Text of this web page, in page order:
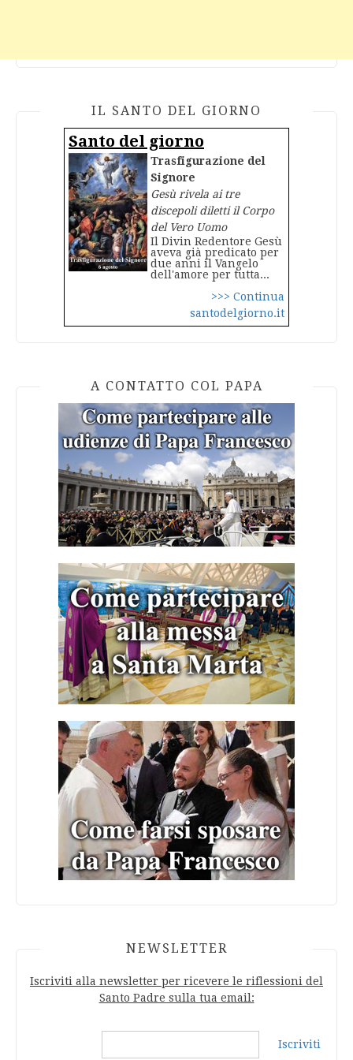
IL SANTO DEL GIORNO
Santo del giorno
Trasfigurazione del
Signore
Gesù rivela ai tre
discepoli diletti il Corpo
del Vero Uomo
Il Divin Redentore Gesù
aveva già predicato per
due anni il Vangelo
dell'amore per tutta...
>>> Continua
santodelgiorno.it
A CONTATTO COL PAPA
NEWSLETTER
Iscriviti alla newsletter per ricevere le riflessioni del
Santo Padre sulla tua email:
Iscriviti